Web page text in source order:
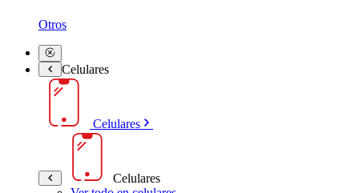
Otros
Celulares
Celulares
Celulares